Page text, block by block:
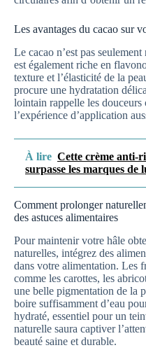
Les avantages du cacao sur
Le cacao n’est pas
est également riche en
texture et l’élasticité de la
procure une hydratation
lointain rappelle les douceurs
l’expérience d’application
À lire Cette crème anti-
surpasse les marques de
Comment prolonger
des astuces alimentaires
Pour maintenir votre hâle
naturelles, intégrez des
dans votre alimentation. Les
comme les carottes, les
une belle pigmentation de la
boire suffisamment d’eau
hydraté, essentiel pour un
naturelle saura captiver
beauté saine et durable.